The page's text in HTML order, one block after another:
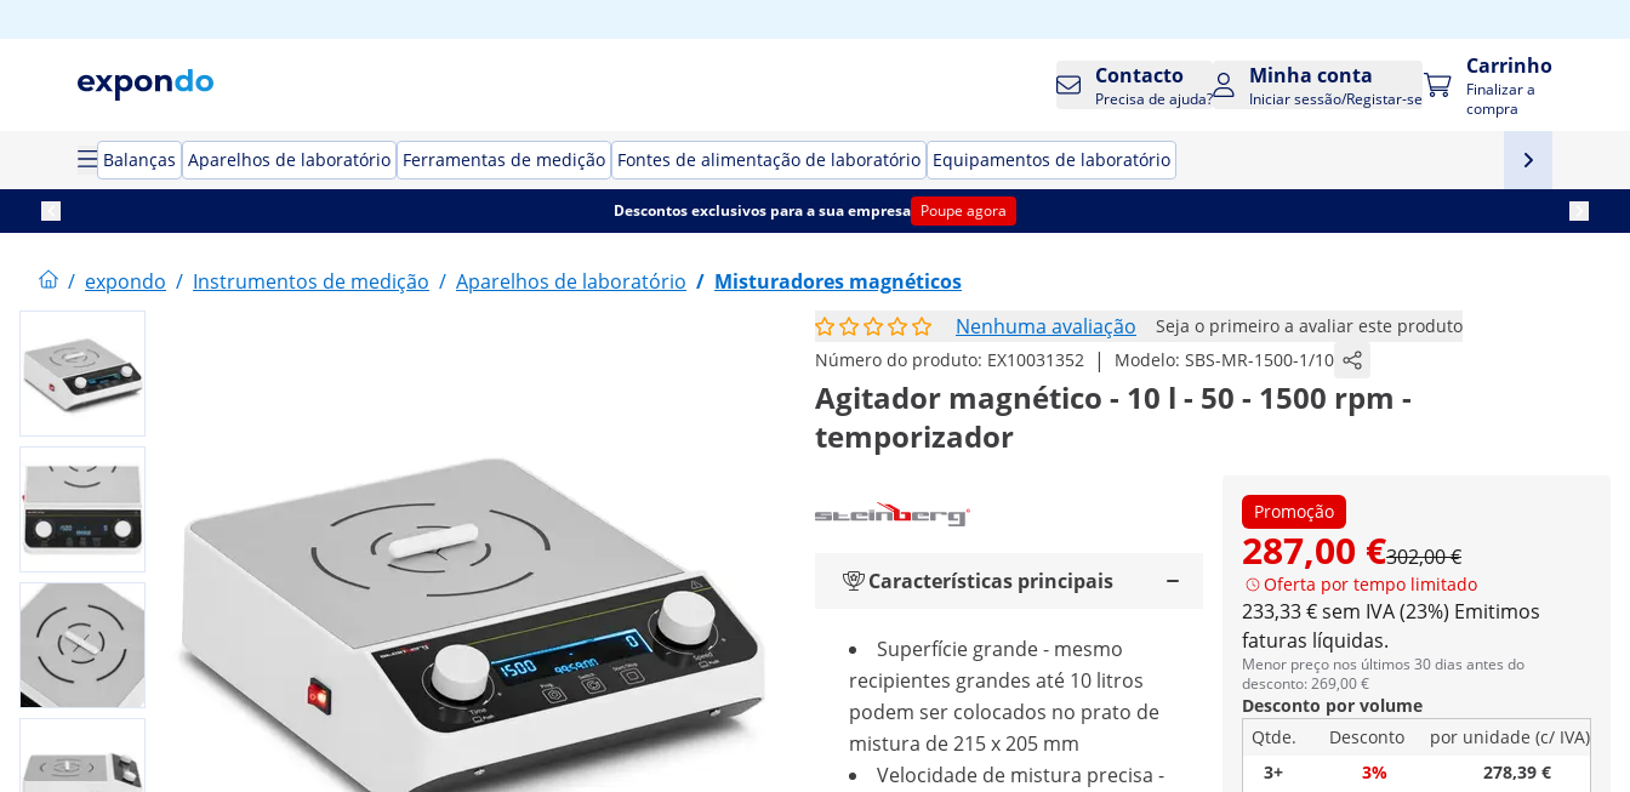
Contacto
Precisa de ajuda?
Minha conta
Iniciar sessão/Registar-se
Carrinho
Finalizar a
compra
Balanças Aparelhos de laboratório Ferramentas de medição Fontes de alimentação de laboratório Equipamentos de laboratório
Descontos exclusivos para a sua empresa Poupe agora
/ expondo / Instrumentos de medição / Aparelhos de laboratório / Misturadores magnéticos
Nenhuma avaliação
Seja o primeiro a avaliar este produto
Número do produto: EX10031352 | Modelo: SBS-MR-1500-1/10
Agitador magnético - 10 l - 50 - 1500 rpm -
temporizador
Promoção
287,00 €302,00 €
Oferta por tempo limitado
233,33 € sem IVA (23%) Emitimos
faturas líquidas.
Menor preço nos últimos 30 dias antes do
desconto: 269,00 €
Desconto por volume
Qtde.
Desconto
por unidade (c/ IVA)
3+
3%
278,39 €
Características principais
Superfície grande - mesmo
recipientes grandes até 10 litros
podem ser colocados no prato de
mistura de 215 x 205 mm
Velocidade de mistura precisa -